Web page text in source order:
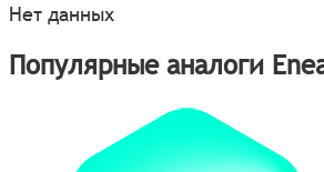
Нет данных
Популярные аналоги